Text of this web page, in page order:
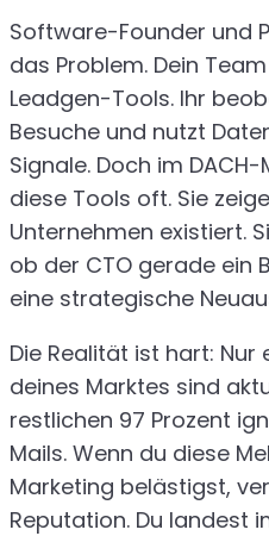
Software-Founder und
das Problem. Dein
Leadgen-Tools. Ihr
Besuche und nutzt
Signale. Doch im
diese Tools oft. Sie
Unternehmen existiert.
ob der CTO gerade ein
eine strategische
Die Realität ist hart: Nur
deines Marktes sind
restlichen 97 Prozent
Mails. Wenn du diese
Marketing belästigst,
Reputation. Du landest